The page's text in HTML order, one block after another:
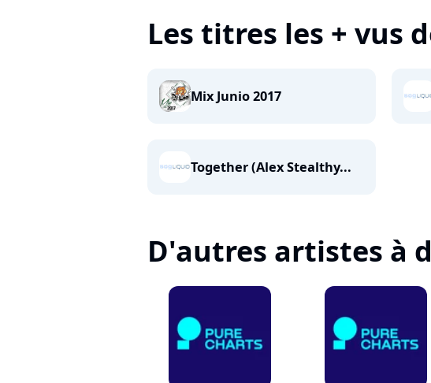
Les titres les + vus
Mix Junio 2017
Together (Alex Stealthy...
D'autres artistes à